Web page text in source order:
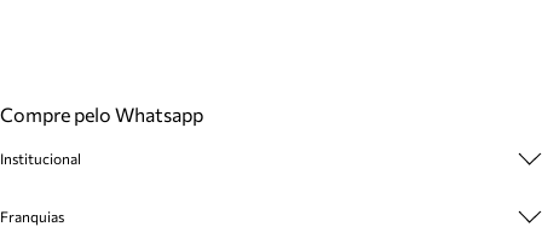
Compre pelo Whatsapp
Institucional
Cashback
Franquias